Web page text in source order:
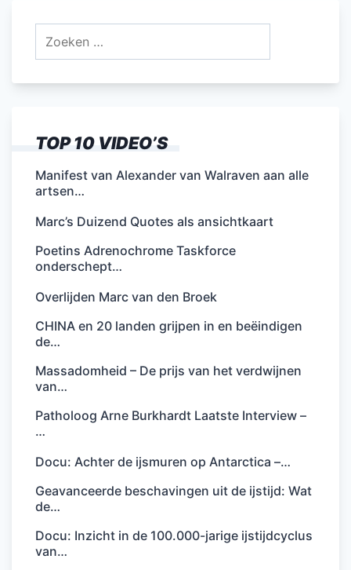
TOP 10 VIDEO’S
Manifest van Alexander van Walraven aan alle
artsen…
Marc’s Duizend Quotes als ansichtkaart
Poetins Adrenochrome Taskforce
onderschept…
Overlijden Marc van den Broek
CHINA en 20 landen grijpen in en beëindigen
de…
Massadomheid – De prijs van het verdwijnen
van…
Patholoog Arne Burkhardt Laatste Interview –
…
Docu: Achter de ijsmuren op Antarctica –…
Geavanceerde beschavingen uit de ijstijd: Wat
de…
Docu: Inzicht in de 100.000-jarige ijstijdcyclus
van…